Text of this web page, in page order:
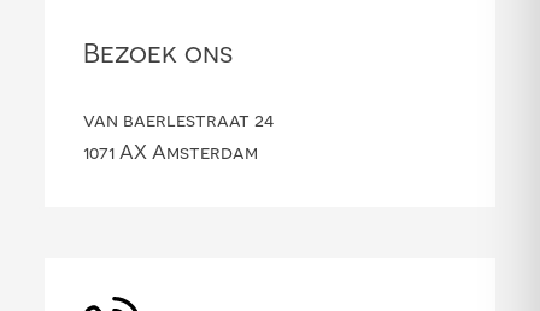
Bezoek ons
van baerlestraat 24
1071 AX Amsterdam